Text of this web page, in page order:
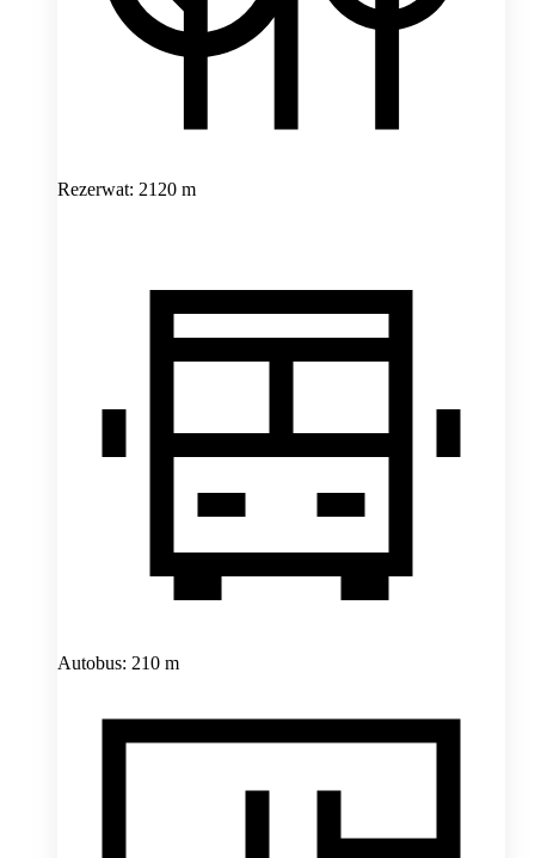
Rezerwat: 2120 m
Autobus: 210 m